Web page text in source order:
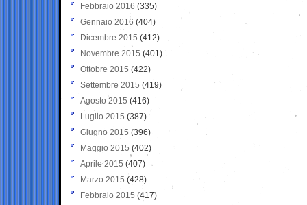
Febbraio 2016 (335)
Gennaio 2016 (404)
Dicembre 2015 (412)
Novembre 2015 (401)
Ottobre 2015 (422)
Settembre 2015 (419)
Agosto 2015 (416)
Luglio 2015 (387)
Giugno 2015 (396)
Maggio 2015 (402)
Aprile 2015 (407)
Marzo 2015 (428)
Febbraio 2015 (417)